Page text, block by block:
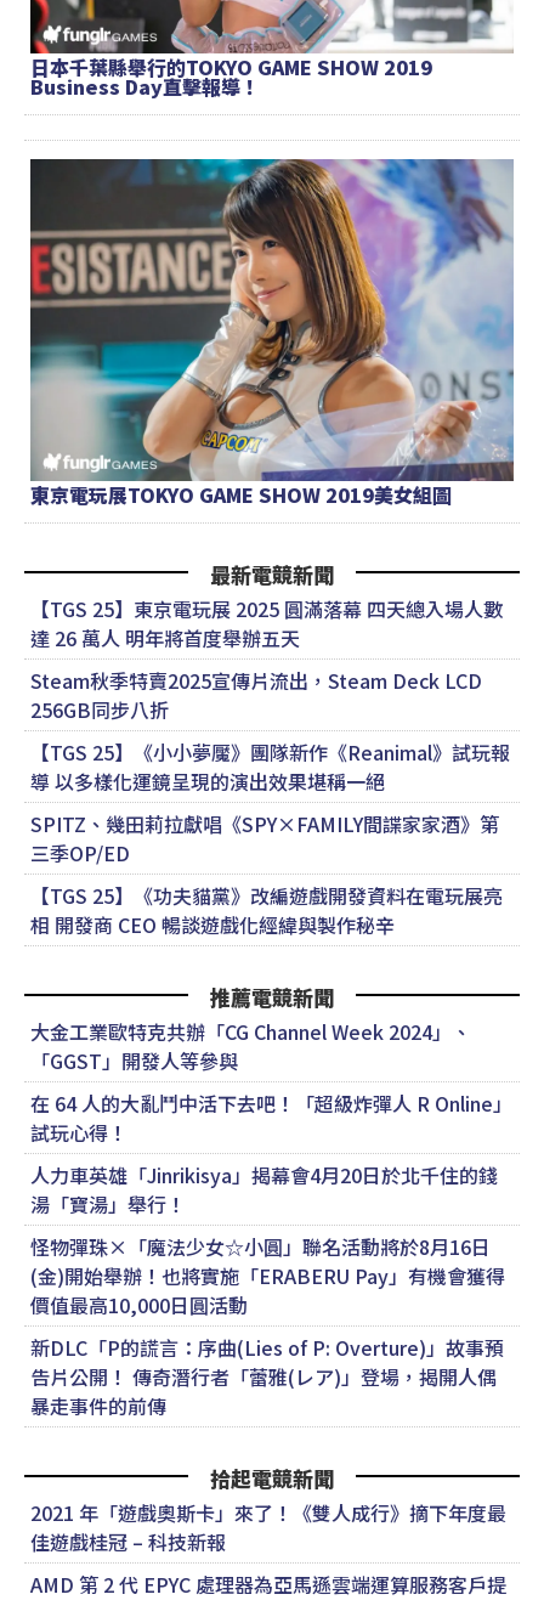
日本千葉縣舉行的TOKYO GAME SHOW 2019
Business Day直擊報導！
東京電玩展TOKYO GAME SHOW 2019美女組圖
最新電競新聞
【TGS 25】東京電玩展 2025 圓滿落幕 四天總入場人數
達 26 萬人 明年將首度舉辦五天
Steam秋季特賣2025宣傳片流出，Steam Deck LCD
256GB同步八折
【TGS 25】《小小夢魘》團隊新作《Reanimal》試玩報
導 以多樣化運鏡呈現的演出效果堪稱一絕
SPITZ、幾田莉拉獻唱《SPY×FAMILY間諜家家酒》第
三季OP/ED
【TGS 25】《功夫貓黨》改編遊戲開發資料在電玩展亮
相 開發商 CEO 暢談遊戲化經緯與製作秘辛
推薦電競新聞
大金工業歐特克共辦「CG Channel Week 2024」、
「GGST」開發人等參與
在 64 人的大亂鬥中活下去吧！「超級炸彈人 R Online」
試玩心得！
人力車英雄「Jinrikisya」揭幕會4月20日於北千住的錢
湯「寶湯」舉行！
怪物彈珠×「魔法少女☆小圓」聯名活動將於8月16日
(金)開始舉辦！也將實施「ERABERU Pay」有機會獲得
價值最高10,000日圓活動
新DLC「P的謊言：序曲(Lies of P: Overture)」故事預
告片公開！ 傳奇潛行者「蕾雅(レア)」登場，揭開人偶
暴走事件的前傳
拾起電競新聞
2021 年「遊戲奧斯卡」來了！《雙人成行》摘下年度最
佳遊戲桂冠 – 科技新報
AMD 第 2 代 EPYC 處理器為亞馬遜雲端運算服務客戶提